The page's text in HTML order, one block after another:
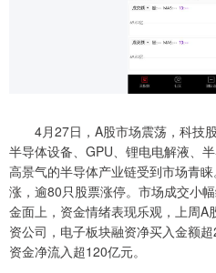
4月27日，A股市场震荡，科技股
半导体设备、GPU、锂电电解液、
高景气的半导体产业链受到市场青
涨，逾80只股票涨停。市场成交小
金面上，资金情绪表现乐观，上周
资公司，电子板块融资净买入金额
资金净流入超120亿元。